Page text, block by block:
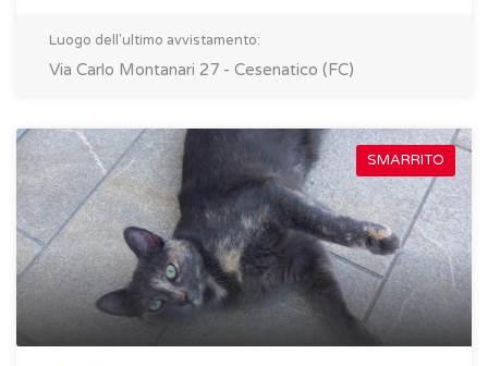
Luogo dell'ultimo avvistamento:
Via Carlo Montanari 27 - Cesenatico (FC)
SMARRITO